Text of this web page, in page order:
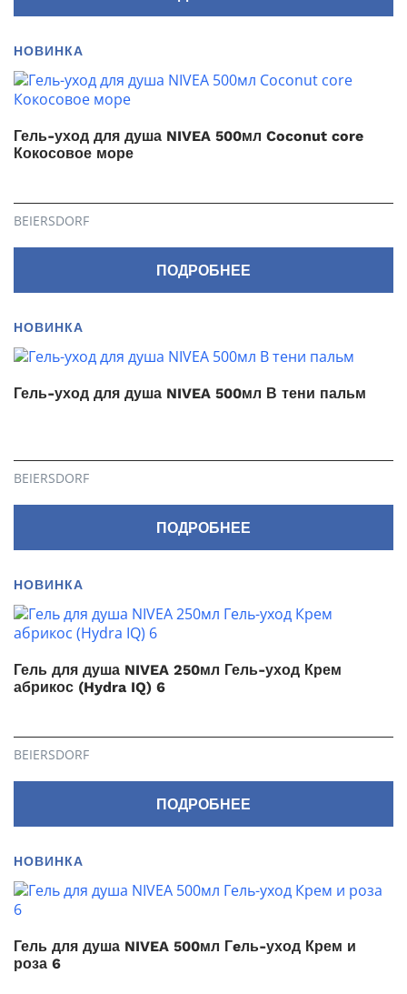
НОВИНКА
Гель-уход для душа NIVEA 500мл Coconut core
Кокосовое море
BEIERSDORF
ПОДРОБНЕЕ
НОВИНКА
Гель-уход для душа NIVEA 500мл В тени пальм
BEIERSDORF
ПОДРОБНЕЕ
НОВИНКА
Гель для душа NIVEA 250мл Гель-уход Крем
абрикос (Hydra IQ) 6
BEIERSDORF
ПОДРОБНЕЕ
НОВИНКА
Гель для душа NIVEA 500мл Гeль-уход Крем и
роза 6